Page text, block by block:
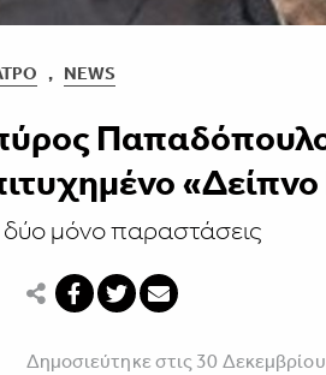
, NEWS
δύο μόνο παραστάσεις
Δημοσιεύτηκε στις 30